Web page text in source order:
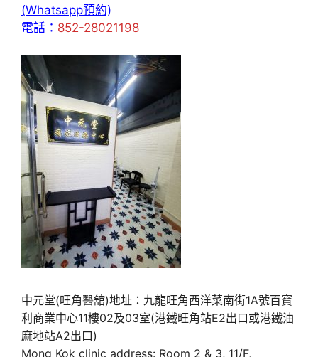
(Whatsapp預約)
電話： 852-28021198
中元堂(旺角醫舘)地址：九龍旺角西洋菜南街1A號百寶
利商業中心11樓02及03室(港鐵旺角站E2出口或港鐵油
麻地站A2出口)
Mong Kok clinic address: Room 2 & 3, 11/F,